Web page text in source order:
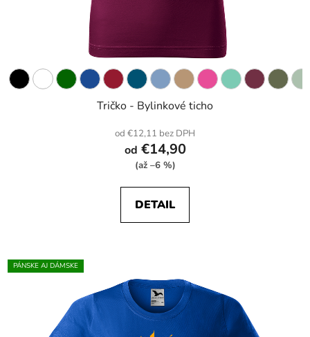
Tričko - Bylinkové ticho
od €12,11 bez DPH
od €14,90
(až –6 %)
DETAIL
PÁNSKE AJ DÁMSKE